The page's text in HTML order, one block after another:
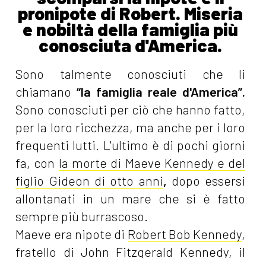
pronipote di Robert. Miseria
e nobiltà della famiglia più
conosciuta d'America.
Sono talmente conosciuti che li
chiamano“la famiglia reale d'America”.
Sono conosciuti per ciò che hanno fatto,
per la loro ricchezza, ma anche per i loro
frequenti lutti. L'ultimo è di pochi giorni
fa, con la morte di Maeve Kennedy e del
figlio Gideon di otto anni, dopo essersi
allontanati in un mare che si è fatto
sempre più burrascoso.
Maeve era nipote di Robert Bob Kennedy,
fratello diJohn Fitzgerald Kennedy, il